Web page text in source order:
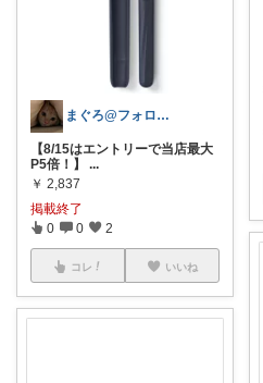
まぐろ@フォロワーさんから購入🎵
【8/15はエントリーで当店最大
P5倍！】
...
￥ 2,837
掲載終了
0 0 2
コレ いいね